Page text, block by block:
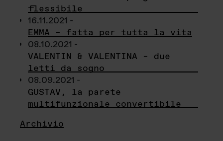
flessibile
16.11.2021 -
EMMA – fatta per tutta la vita
08.10.2021 -
VALENTIN & VALENTINA – due
letti da sogno
08.09.2021 -
GUSTAV, la parete
multifunzionale convertibile
Archivio